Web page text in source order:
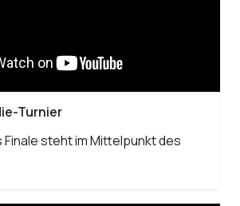
Turnier
Finale steht im Mittelpunkt des